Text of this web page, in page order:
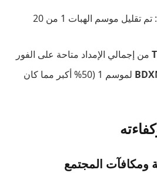
: تم تقليل موسم الهبات 1 من 20
لموسم 1 (50% أكبر مما كان